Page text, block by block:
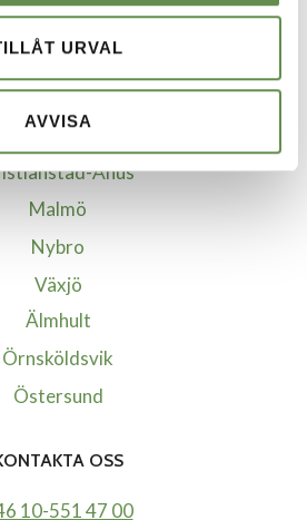
URVAL
AVVISA
Göteborg
Helsingborg
Jönköping
Kalmar
Åhus
Malmö
Nybro
Växjö
Älmhult
Örnsköldsvik
Östersund
OSS
10-551 47 00